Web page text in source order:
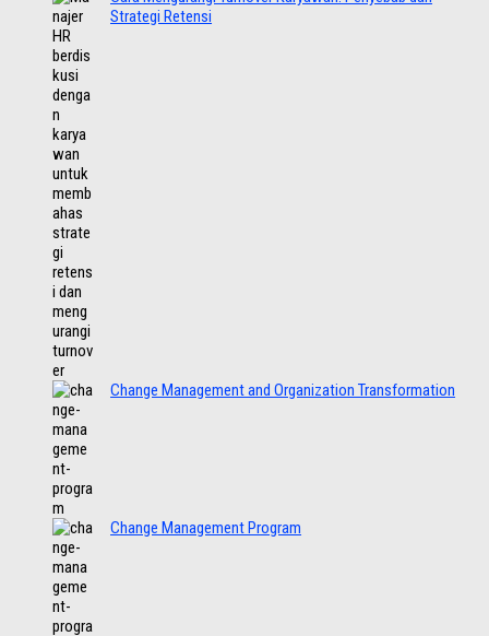
Strategi Retensi
Change Management and Organization Transformation
Change Management Program